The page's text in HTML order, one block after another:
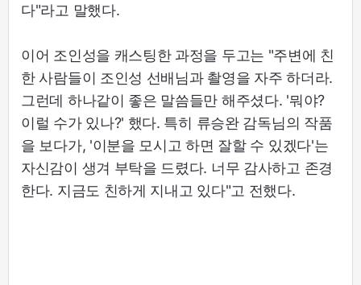
다"라고 말했다.
이어 조인성을 캐스팅한 과정을 두고는 "주변에 친
한 사람들이 조인성 선배님과 촬영을 자주 하더라.
그런데 하나같이 좋은 말씀들만 해주셨다. '뭐야?
이럴 수가 있나?' 했다. 특히 류승완 감독님의 작품
을 보다가, '이분을 모시고 하면 잘할 수 있겠다'는
자신감이 생겨 부탁을 드렸다. 너무 감사하고 존경
한다. 지금도 친하게 지내고 있다"고 전했다.